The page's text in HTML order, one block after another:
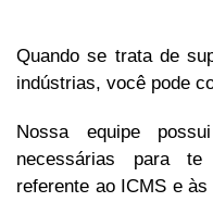
Quando se trata de
indústrias, você pode
Nossa equipe
necessárias para
referente ao ICMS e